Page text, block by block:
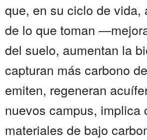
que, en su ciclo de vida,
de lo que toman
del suelo, aumentan la
capturan más carbono
emiten, regeneran
nuevos campus, implica
materiales de bajo